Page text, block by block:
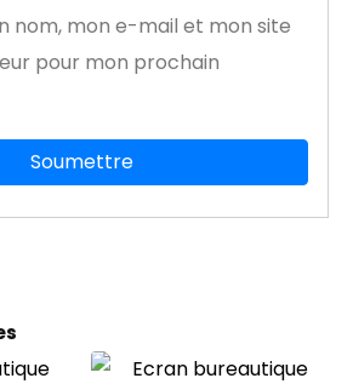
nom, mon e-mail et mon site
pour mon prochain